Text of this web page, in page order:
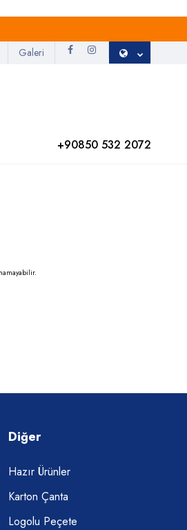
Galeri
+90850 532 2072
Diğer
Hazır Ürünler
Karton Çanta
Logolu Peçete